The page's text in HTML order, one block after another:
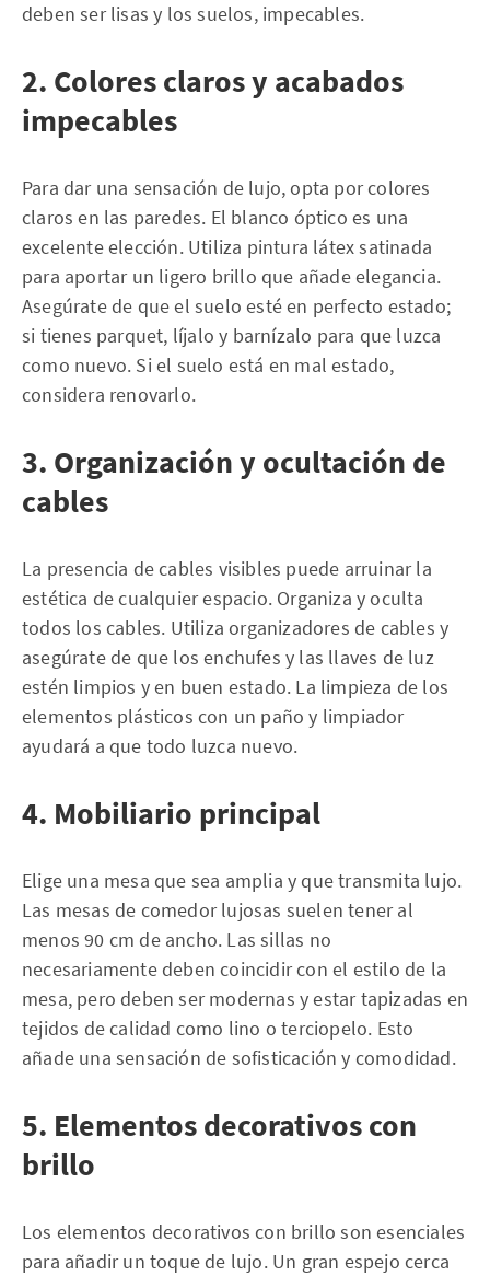
deben ser lisas y los suelos, impecables.
2. Colores claros y acabados
impecables
Para dar una sensación de lujo, opta por colores
claros en las paredes. El blanco óptico es una
excelente elección. Utiliza pintura látex satinada
para aportar un ligero brillo que añade elegancia.
Asegúrate de que el suelo esté en perfecto estado;
si tienes parquet, líjalo y barnízalo para que luzca
como nuevo. Si el suelo está en mal estado,
considera renovarlo.
3. Organización y ocultación de
cables
La presencia de cables visibles puede arruinar la
estética de cualquier espacio. Organiza y oculta
todos los cables. Utiliza organizadores de cables y
asegúrate de que los enchufes y las llaves de luz
estén limpios y en buen estado. La limpieza de los
elementos plásticos con un paño y limpiador
ayudará a que todo luzca nuevo.
4. Mobiliario principal
Elige una mesa que sea amplia y que transmita lujo.
Las mesas de comedor lujosas suelen tener al
menos 90 cm de ancho. Las sillas no
necesariamente deben coincidir con el estilo de la
mesa, pero deben ser modernas y estar tapizadas en
tejidos de calidad como lino o terciopelo. Esto
añade una sensación de sofisticación y comodidad.
5. Elementos decorativos con
brillo
Los elementos decorativos con brillo son esenciales
para añadir un toque de lujo. Un gran espejo cerca